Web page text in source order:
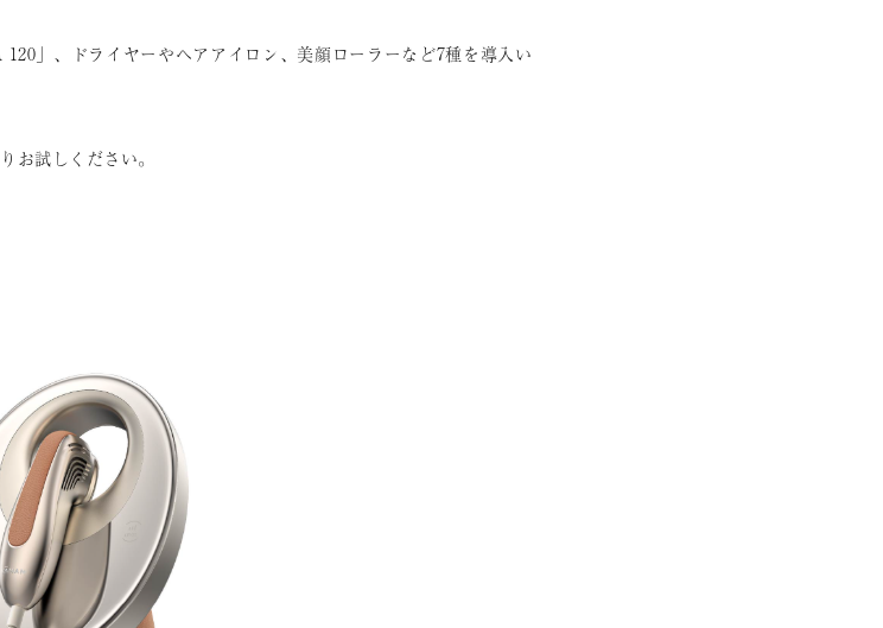
」、ドライヤーやヘアアイロン、美顔ローラーなど7種を導入い
お試しください。